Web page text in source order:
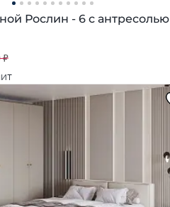
Рослин - 6 с антресолью
₽